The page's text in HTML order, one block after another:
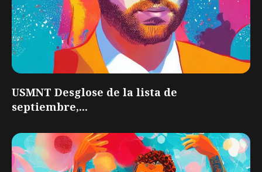
USMNT Desglose de la lista de
septiembre,...